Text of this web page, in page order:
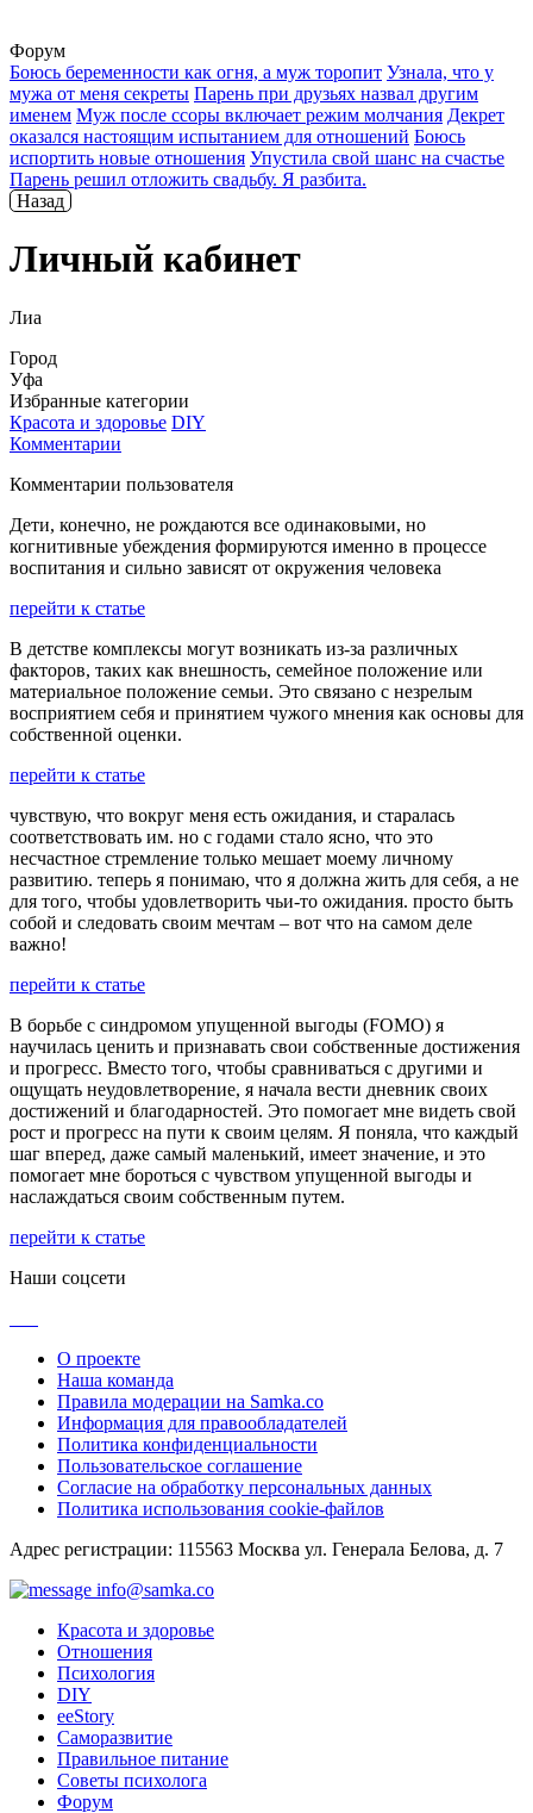
Форум
Боюсь беременности как огня, а муж торопит Узнала, что у
мужа от меня секреты Парень при друзьях назвал другим
именем Муж после ссоры включает режим молчания Декрет
оказался настоящим испытанием для отношений Боюсь
испортить новые отношения Упустила свой шанс на счастье
Парень решил отложить свадьбу. Я разбита.
Назад
Личный кабинет
Лиа
Город
Уфа
Избранные категории
Красота и здоровье DIY
Комментарии
Комментарии пользователя
Дети, конечно, не рождаются все одинаковыми, но
когнитивные убеждения формируются именно в процессе
воспитания и сильно зависят от окружения человека
перейти к статье
В детстве комплексы могут возникать из-за различных
факторов, таких как внешность, семейное положение или
материальное положение семьи. Это связано с незрелым
восприятием себя и принятием чужого мнения как основы для
собственной оценки.
перейти к статье
чувствую, что вокруг меня есть ожидания, и старалась
соответствовать им. но с годами стало ясно, что это
несчастное стремление только мешает моему личному
развитию. теперь я понимаю, что я должна жить для себя, а не
для того, чтобы удовлетворить чьи-то ожидания. просто быть
собой и следовать своим мечтам – вот что на самом деле
важно!
перейти к статье
В борьбе с синдромом упущенной выгоды (FOMO) я
научилась ценить и признавать свои собственные достижения
и прогресс. Вместо того, чтобы сравниваться с другими и
ощущать неудовлетворение, я начала вести дневник своих
достижений и благодарностей. Это помогает мне видеть свой
рост и прогресс на пути к своим целям. Я поняла, что каждый
шаг вперед, даже самый маленький, имеет значение, и это
помогает мне бороться с чувством упущенной выгоды и
наслаждаться своим собственным путем.
перейти к статье
Наши соцсети
О проекте
Наша команда
Правила модерации на Samka.co
Информация для правообладателей
Политика конфиденциальности
Пользовательское соглашение
Согласие на обработку персональных данных
Политика использования cookie-файлов
Адрес регистрации: 115563 Москва ул. Генерала Белова, д. 7
info@samka.co
Красота и здоровье
Отношения
Психология
DIY
ееStory
Саморазвитие
Правильное питание
Советы психолога
Форум